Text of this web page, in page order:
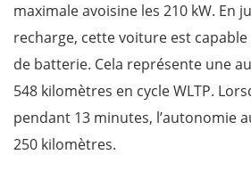
maximale avoisine les 210 kW. En
recharge, cette voiture est
de batterie. Cela représente une
548 kilomètres en cycle WLTP.
pendant 13 minutes, l’autonomie
250 kilomètres.